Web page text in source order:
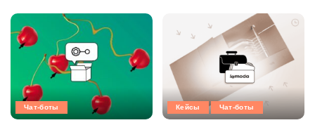
Чат-боты Кейсы Чат-боты